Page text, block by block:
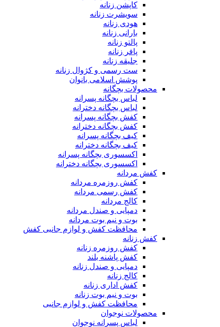
کاپشن زنانه
سویشرت زنانه
هودی زنانه
بارانی زنانه
پالتو زنانه
پافر زنانه
جلیقه زنانه
ست رسمی و کژوال زنانه
پوشش اسلامی بانوان
محصولات بچگانه
لباس بچگانه پسرانه
لباس بچگانه دخترانه
کفش بچگانه پسرانه
کفش بچگانه دخترانه
کیف بچگانه پسرانه
کیف بچگانه دخترانه
اکسسوری بچگانه پسرانه
اکسسوری بچگانه دخترانه
کفش مردانه
کفش روزمره مردانه
کفش رسمی مردانه
کالج مردانه
دمپایی و صندل مردانه
بوت و نیم بوت مردانه
محافظت کفش و لوازم جانبی کفش
کفش زنانه
کفش روزمره زنانه
کفش پاشنه بلند
دمپایی و صندل زنانه
کالج زنانه
کفش اداری زنانه
بوت و نیم بوت زنانه
محافظت کفش و لوازم جانبی
محصولات نوجوان
لباس پسرانه نوجوان